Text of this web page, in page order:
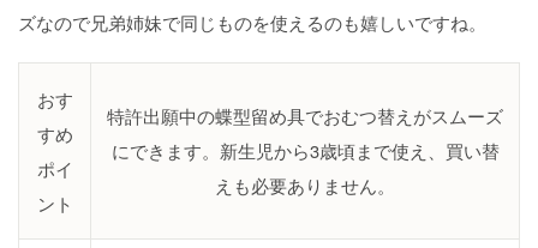
ズなので兄弟姉妹で同じものを使えるのも嬉しいですね。
おす
すめ
ポイ
ント
特許出願中の蝶型留め具でおむつ替えがスムーズ
にできます。新生児から3歳頃まで使え、買い替
えも必要ありません。